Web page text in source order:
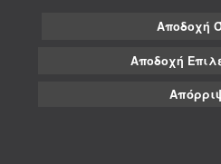
Αποδοχή
Αποδοχή